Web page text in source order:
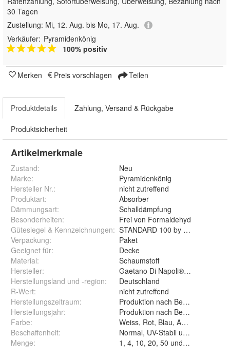
30 Tagen
Zustellung: Mi, 12. Aug. bis Mo, 17. Aug.
Verkäufer: Pyramidenkönig
100% positiv
Merken Preis vorschlagen Teilen
Produktdetails Zahlung, Versand & Rückgabe
Produktsicherheit
Artikelmerkmale
Zustand:
Neu
Marke:
Pyramidenkönig
Hersteller Nr.:
nicht zutreffend
Produktart:
Absorber
Dämmungsart:
Schalldämpfung
Besonderheiten:
Frei von Formaldehyd
Gütesiegel & Kennzeichnungen: STANDARD 100 by OEKO-TEX
Verpackung:
Paket
Geeignet für:
Decke
Material:
Schaumstoff
Hersteller:
Gaetano Di Napoli® Matratzen
Herstellungsland und -region:
Deutschland
R-Wert:
nicht zutreffend
Herstellungszeitraum:
Produktion nach Bestellung
Herstellungsjahr:
Produktion nach Bestellung
Farbe:
Beschaffenheit:
Menge: 1, 4, 10, 20, 50 und 100